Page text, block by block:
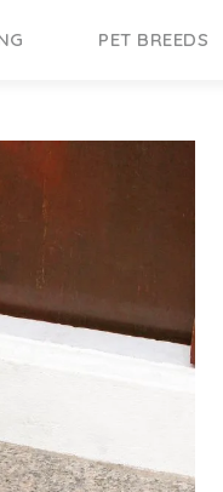
PET BREEDS